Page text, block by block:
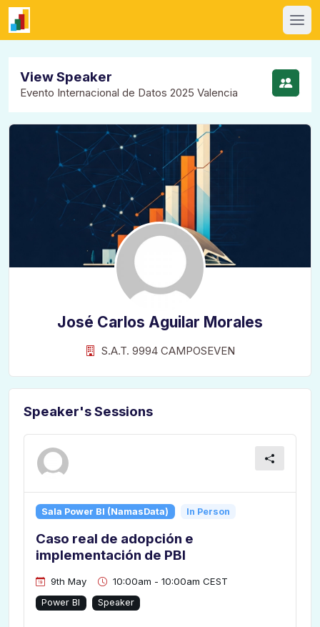
View Speaker
Evento Internacional de Datos 2025 Valencia
José Carlos Aguilar Morales
S.A.T. 9994 CAMPOSEVEN
Speaker's Sessions
Sala Power BI (NamasData) In Person
Caso real de adopción e
implementación de PBI
9th May 10:00am - 10:00am CEST
Power BI Speaker